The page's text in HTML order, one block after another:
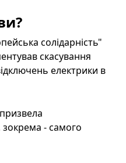
солідарність"
скасування
електрики в
зокрема - самого